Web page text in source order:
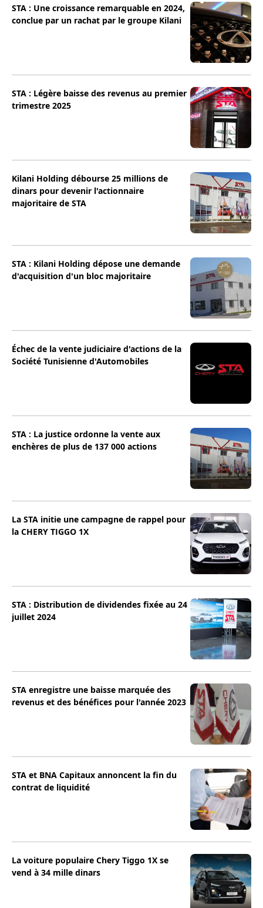
STA : Une croissance remarquable en 2024,
conclue par un rachat par le groupe Kilani
STA : Légère baisse des revenus au premier
trimestre 2025
Kilani Holding débourse 25 millions de
dinars pour devenir l'actionnaire
majoritaire de STA
STA : Kilani Holding dépose une demande
d'acquisition d'un bloc majoritaire
Échec de la vente judiciaire d'actions de la
Société Tunisienne d'Automobiles
STA : La justice ordonne la vente aux
enchères de plus de 137 000 actions
La STA initie une campagne de rappel pour
la CHERY TIGGO 1X
STA : Distribution de dividendes fixée au 24
juillet 2024
STA enregistre une baisse marquée des
revenus et des bénéfices pour l'année 2023
STA et BNA Capitaux annoncent la fin du
contrat de liquidité
La voiture populaire Chery Tiggo 1X se
vend à 34 mille dinars